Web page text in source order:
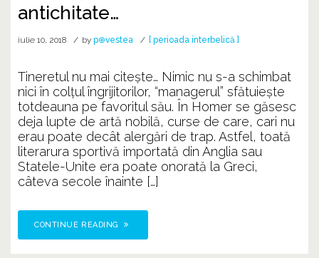
antichitate…
iulie 10, 2018 by p⊕vestea [ perioada interbelică ]
Tineretul nu mai citește… Nimic nu s-a schimbat
nici în colțul îngrijitorilor, “managerul” sfătuiește
totdeauna pe favoritul său. În Homer se găsesc
deja lupte de artă nobilă, curse de care, cari nu
erau poate decât alergări de trap. Astfel, toată
literarura sportivă importată din Anglia sau
Statele-Unite era poate onorată la Greci,
câteva secole înainte […]
CONTINUE READING